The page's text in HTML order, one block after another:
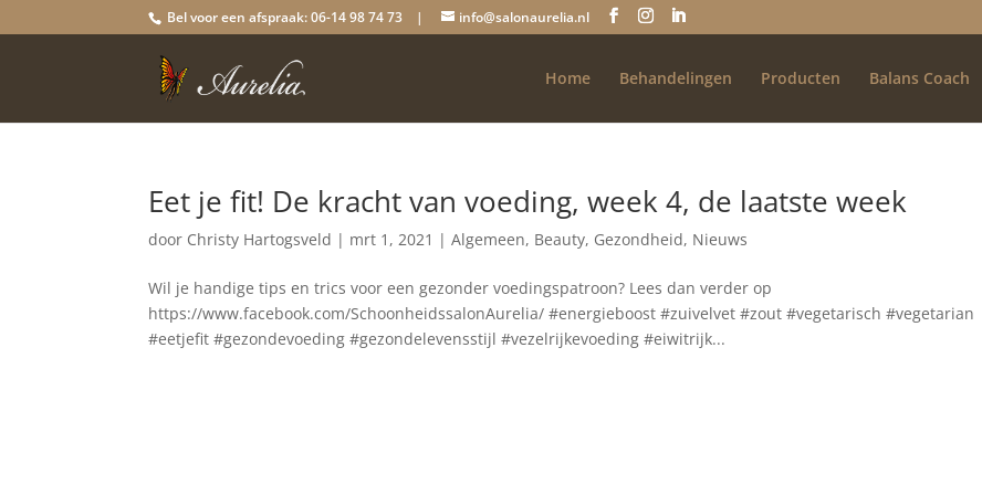
Bel voor een afspraak: 06-14 98 74 73 | info@salonaurelia.nl
Home Behandelingen Producten Balans Coach
Eet je fit! De kracht van voeding, week 4, de laatste week
door Christy Hartogsveld | mrt 1, 2021 |Algemeen, Beauty, Gezondheid, Nieuws
Wil je handige tips en trics voor een gezonder voedingspatroon? Lees dan verder op
https://www.facebook.com/SchoonheidssalonAurelia/ #energieboost #zuivelvet #zout #vegetarisch #vegetarian
#eetjefit #gezondevoeding #gezondelevensstijl #vezelrijkevoeding #eiwitrijk...